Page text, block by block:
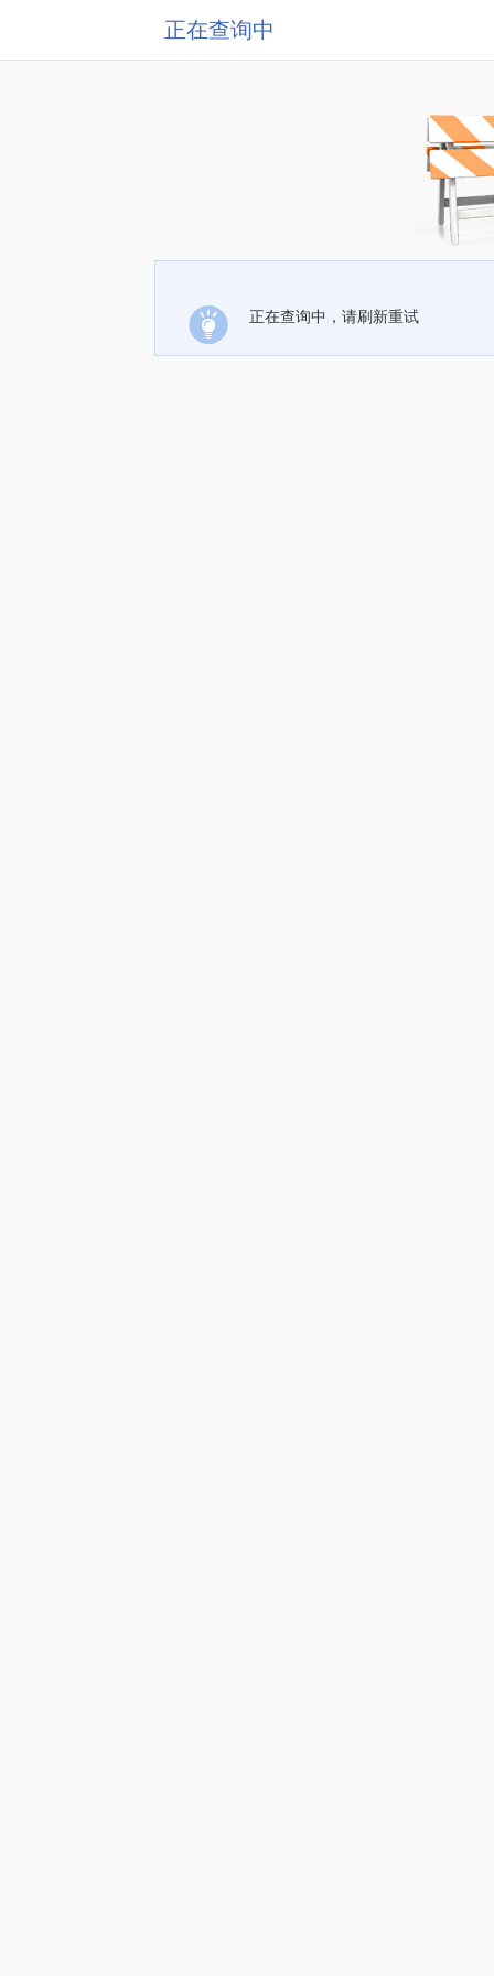
正在查询中
正在查询中，请刷新重试